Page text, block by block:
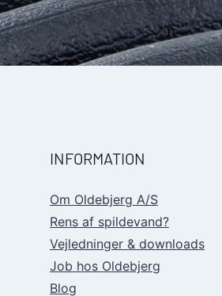
INFORMATION
Om Oldebjerg A/S
Rens af spildevand?
Vejledninger & downloads
Job hos Oldebjerg
Blog